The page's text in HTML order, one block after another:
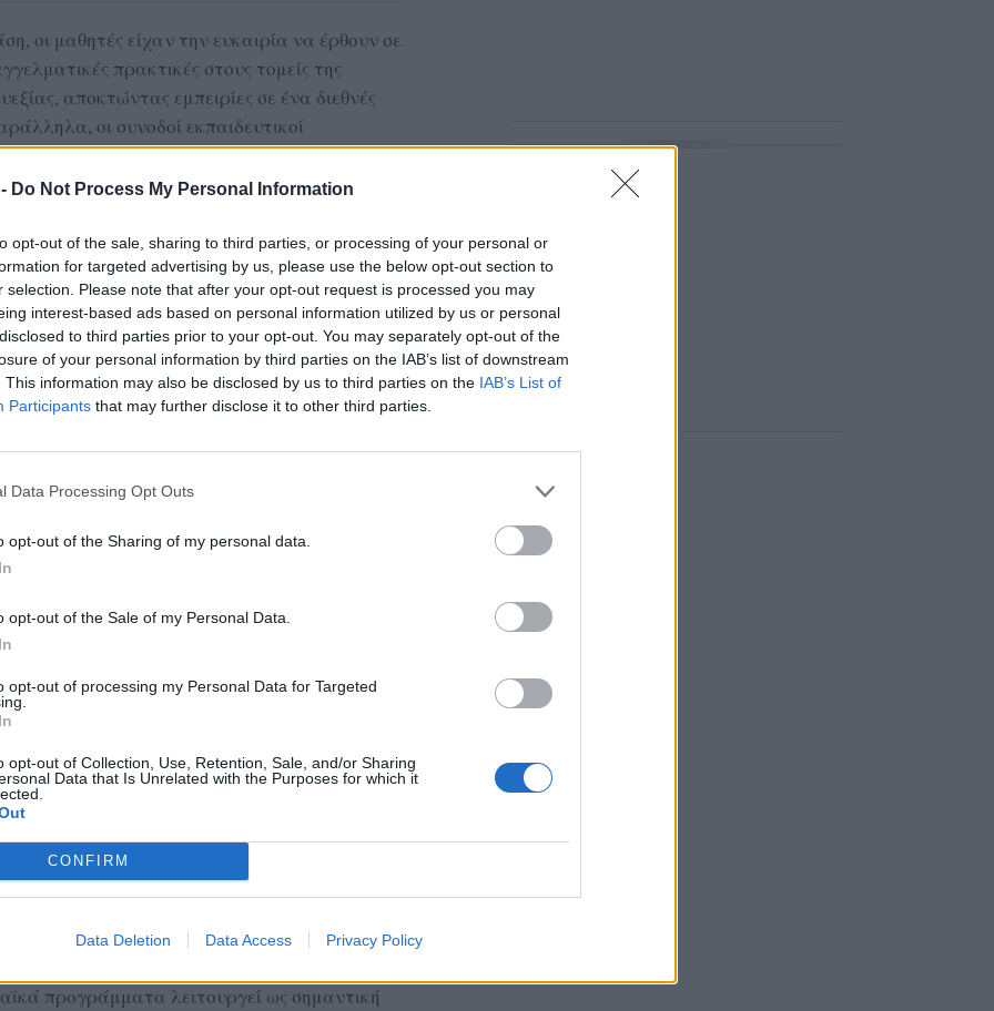
Do Not Process My Personal Information
opt-out of the sale, sharing to third parties, or processing of your personal or
for targeted advertising by us, please use the below opt-out section to
selection. Please note that after your opt-out request is processed you may
interest-based ads based on personal information utilized by us or personal
to third parties prior to your opt-out. You may separately opt-out of the
of your personal information by third parties on the IAB’s list of downstream
This information may also be disclosed by us to third parties on the IAB’s List of
Participants that may further disclose it to other third parties.
Data Processing Opt Outs
opt-out of the Sharing of my personal data.
opt-out of the Sale of my Personal Data.
opt-out of processing my Personal Data for Targeted
opt-out of Collection, Use, Retention, Sale, and/or Sharing
Data that Is Unrelated with the Purposes for which it
CONFIRM
Data Deletion Data Access Privacy Policy
οι μαθητές είχαν την ευκαιρία να έρθουν σε
πρακτικές στους τομείς της
αποκτώντας εμπειρίες σε ένα διεθνές
οι συνοδοί εκπαιδευτικοί
στήριξαν τους συμμετέχοντες καθ’ όλη τη
εκπαίδευση
ΔΙΑΦΗΜΙΣΗ
βασική προτεραιότητα του Εσπερινού
ποιοτικής επαγγελματικής εκπαίδευσης
με την αγορά εργασίας.
όπου η επιχειρηματική δραστηριότητα
επιχειρήσεις, οι δυνατότητες
είναι περιορισμένες. Μέσα σε αυτό το
προγράμματα λειτουργεί ως σημαντική
ΔΙΑΦΗΜΙΣΗ